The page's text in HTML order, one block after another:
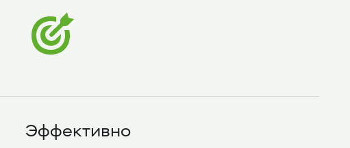
Эффективно